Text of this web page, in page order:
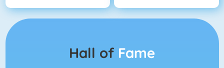
Hall of Fame